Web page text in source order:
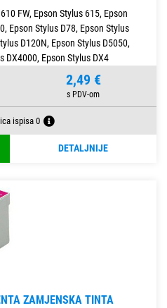
FW, Epson Stylus 615, Epson
Epson Stylus D78, Epson Stylus
D120N, Epson Stylus D5050,
DX4000, Epson Stylus DX4
2,49 €
ispisa 0
DETALJNIJE
ZAMJENSKA TINTA